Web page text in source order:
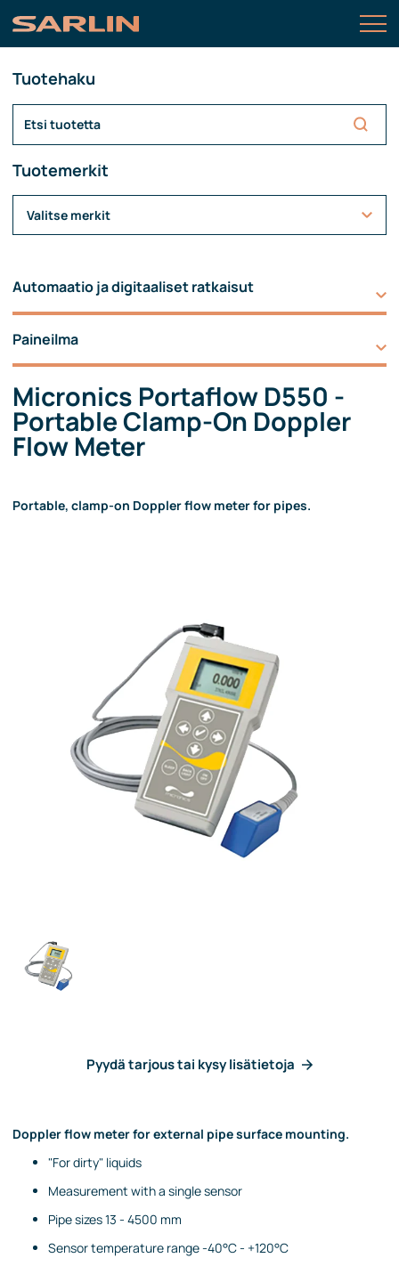
Tuotehaku
Tuotemerkit
Valitse merkit
Automaatio ja digitaaliset ratkaisut
Paineilma
Micronics Portaflow D550 -
Portable Clamp-On Doppler
Flow Meter
Portable, clamp-on Doppler flow meter for pipes.
Pyydä tarjous tai kysy lisätietoja
Doppler flow meter for external pipe surface mounting.
"For dirty" liquids
Measurement with a single sensor
Pipe sizes 13 - 4500 mm
Sensor temperature range -40°C - +120°C